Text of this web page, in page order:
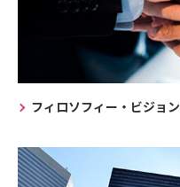
フィロソフィー・ビジョン